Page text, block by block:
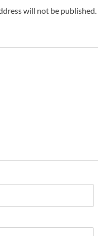
will not be published.